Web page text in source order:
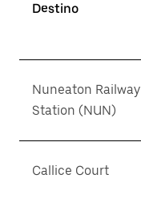
Destino
Nuneaton Railway
Station (NUN)
Callice Court